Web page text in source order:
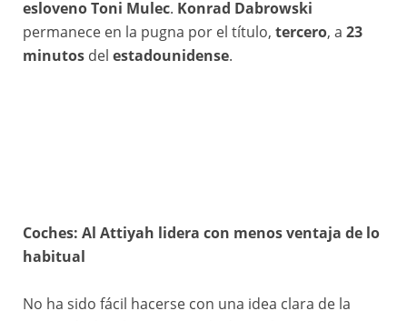
esloveno Toni Mulec. Konrad Dabrowski
permanece en la pugna por el título, tercero, a 23
minutos del estadounidense.
#01 SANDERS Daniel (aus), Red Bull KTM Factory Racing, KTM, Rally GP, FIM W2RC, action during the Stage 6 of the Dakar 2026, on January 9, 2026 between Haïl and Riyadh, Saudi Arabia © A.S.O./F.Gooden/DPPI
Coches: Al Attiyah lidera con menos ventaja de lo
habitual
No ha sido fácil hacerse con una idea clara de la